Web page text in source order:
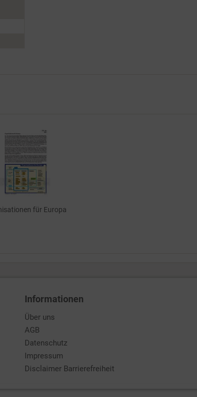
für Europa
Informationen
Über uns
AGB
Datenschutz
Impressum
Disclaimer Barrierefreiheit